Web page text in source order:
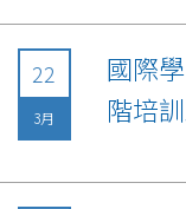
22
3月
國際
階培